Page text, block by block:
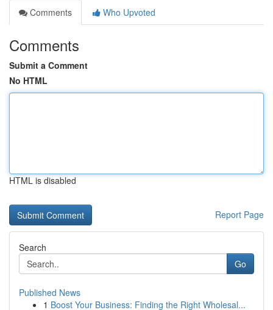
Comments
Who Upvoted
Comments
Submit a Comment
No HTML
HTML is disabled
Report Page
Search
Go
Published News
1 Boost Your Business: Finding the Right Wholesal...